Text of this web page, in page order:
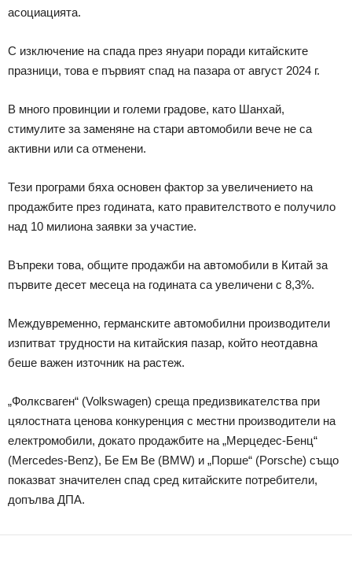
асоциацията.
С изключение на спада през януари поради китайските
празници, това е първият спад на пазара от август 2024 г.
В много провинции и големи градове, като Шанхай,
стимулите за заменяне на стари автомобили вече не са
активни или са отменени.
Тези програми бяха основен фактор за увеличението на
продажбите през годината, като правителството е получило
над 10 милиона заявки за участие.
Въпреки това, общите продажби на автомобили в Китай за
първите десет месеца на годината са увеличени с 8,3%.
Междувременно, германските автомобилни производители
изпитват трудности на китайския пазар, който неотдавна
беше важен източник на растеж.
„Фолксваген“ (Volkswagen) среща предизвикателства при
цялостната ценова конкуренция с местни производители на
електромобили, докато продажбите на „Мерцедес-Бенц“
(Mercedes-Benz), Бе Ем Ве (BMW) и „Порше“ (Porsche) също
показват значителен спад сред китайските потребители,
допълва ДПА.